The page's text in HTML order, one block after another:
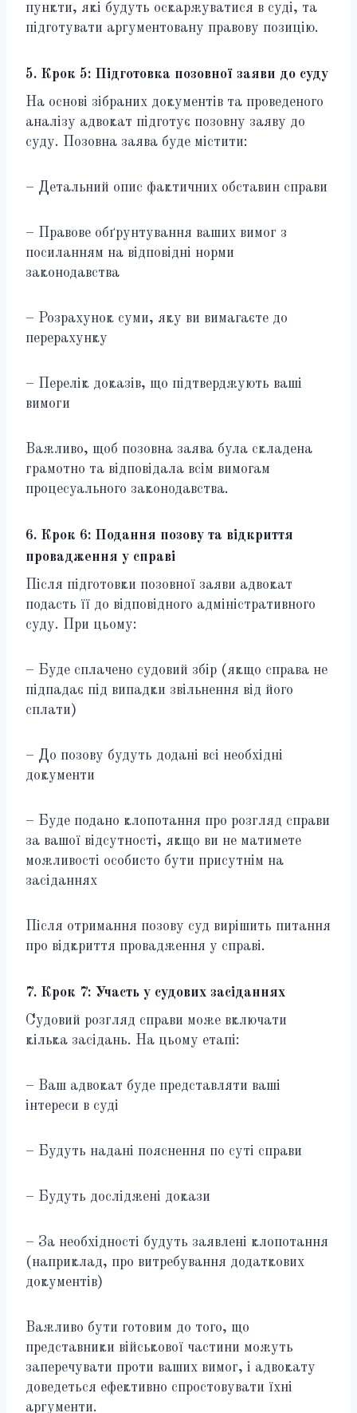
пункти, які будуть оскаржуватися в суді, та
підготувати аргументовану правову позицію.
5. Крок 5: Підготовка позовної заяви до суду
На основі зібраних документів та проведеного
аналізу адвокат підготує позовну заяву до
суду. Позовна заява буде містити:
– Детальний опис фактичних обставин справи
– Правове обґрунтування ваших вимог з
посиланням на відповідні норми
законодавства
– Розрахунок суми, яку ви вимагаєте до
перерахунку
– Перелік доказів, що підтверджують ваші
вимоги
Важливо, щоб позовна заява була складена
грамотно та відповідала всім вимогам
процесуального законодавства.
6. Крок 6: Подання позову та відкриття
провадження у справі
Після підготовки позовної заяви адвокат
подасть її до відповідного адміністративного
суду. При цьому:
– Буде сплачено судовий збір (якщо справа не
підпадає під випадки звільнення від його
сплати)
– До позову будуть додані всі необхідні
документи
– Буде подано клопотання про розгляд справи
за вашої відсутності, якщо ви не матимете
можливості особисто бути присутнім на
засіданнях
Після отримання позову суд вирішить питання
про відкриття провадження у справі.
7. Крок 7: Участь у судових засіданнях
Судовий розгляд справи може включати
кілька засідань. На цьому етапі:
– Ваш адвокат буде представляти ваші
інтереси в суді
– Будуть надані пояснення по суті справи
– Будуть досліджені докази
– За необхідності будуть заявлені клопотання
(наприклад, про витребування додаткових
документів)
Важливо бути готовим до того, що
представники військової частини можуть
заперечувати проти ваших вимог, і адвокату
доведеться ефективно спростовувати їхні
аргументи.